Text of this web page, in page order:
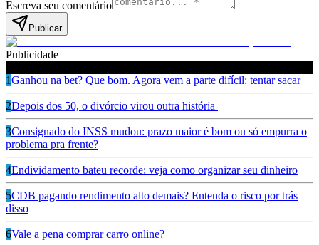
Escreva seu comentário
Publicar
Publicidade
1Ganhou na bet? Que bom. Agora vem a parte difícil: tentar sacar
2Depois dos 50, o divórcio virou outra história
3Consignado do INSS mudou: prazo maior é bom ou só empurra o
problema pra frente?
4Endividamento bateu recorde: veja como organizar seu dinheiro
5CDB pagando rendimento alto demais? Entenda o risco por trás
disso
6Vale a pena comprar carro online?